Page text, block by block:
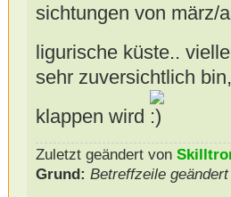
sichtungen von märz/
ligurische küste..
sehr zuversichtlich
klappen wird
Zuletzt geändert von
Grund: Betreffzeile geändert